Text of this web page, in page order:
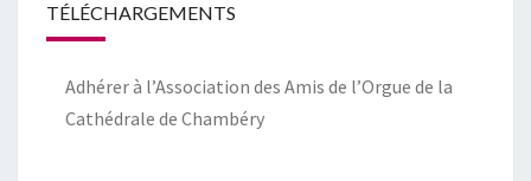
TÉLÉCHARGEMENTS
Adhérer à l’Association des Amis de l’Orgue de la
Cathédrale de Chambéry